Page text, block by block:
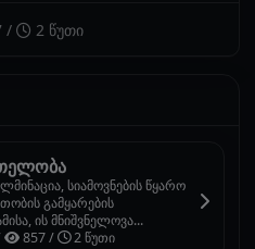
/ 2 წუთი
სიამოვნების წყარო
გამყარების
ის მნიშვნელოვა...
857 / 2 წუთი